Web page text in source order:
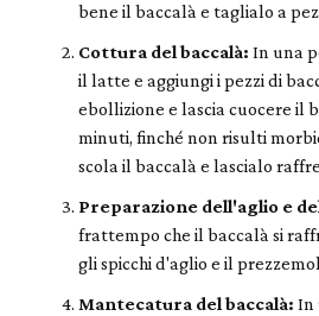
bene il baccalà e taglialo a
Cottura del baccalà: In una
il latte e aggiungi i pezzi di
ebollizione e lascia cuocere il
minuti, finché non risulti
scola il baccalà e lascialo
Preparazione dell'aglio e
frattempo che il baccalà si
gli spicchi d'aglio e il
Mantecatura del baccalà: In